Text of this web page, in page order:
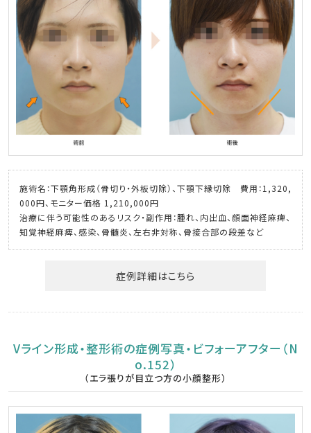
施術名：下顎角形成（骨切り・外板切除）、下顎下縁切除 費用：1,320,
000円、モニター価格 1,210,000円
治療に伴う可能性のあるリスク・副作用：腫れ、内出血、顔面神経麻痺、
知覚神経麻痺、感染、骨髄炎、左右非対称、骨接合部の段差など
症例詳細はこちら
Vライン形成・整形術の症例写真・ビフォーアフター（N
o.152）
（エラ張りが目立つ方の小顔整形）